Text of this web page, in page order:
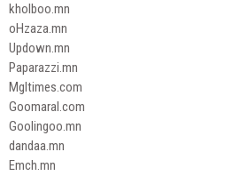
kholboo.mn
oHzaza.mn
Updown.mn
Paparazzi.mn
Mgltimes.com
Goomaral.com
Goolingoo.mn
dandaa.mn
Emch.mn